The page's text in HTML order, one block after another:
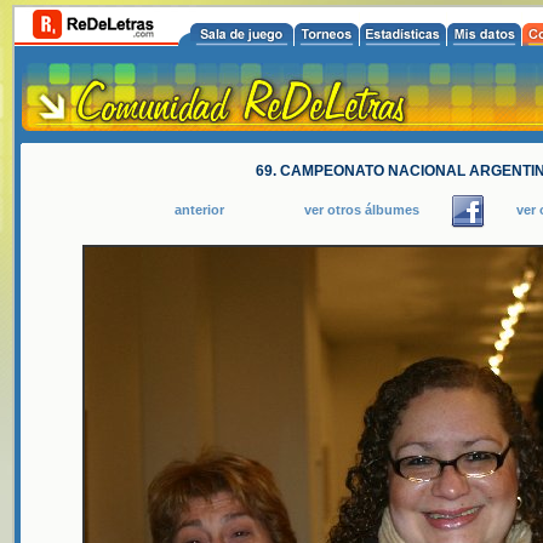
69. CAMPEONATO NACIONAL
anterior ver otros álbumes ver